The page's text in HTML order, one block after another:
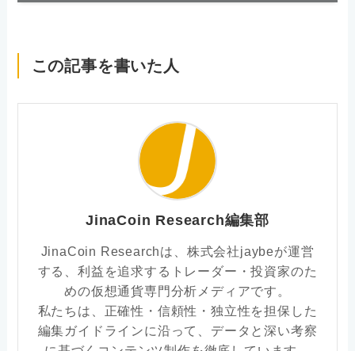
この記事を書いた人
JinaCoin Research編集部
JinaCoin Researchは、株式会社jaybeが運営
する、利益を追求するトレーダー・投資家のた
めの仮想通貨専門分析メディアです。
私たちは、正確性・信頼性・独立性を担保した
編集ガイドラインに沿って、データと深い考察